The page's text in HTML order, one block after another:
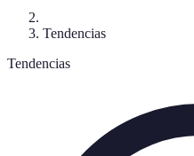
Tendencias
Tendencias